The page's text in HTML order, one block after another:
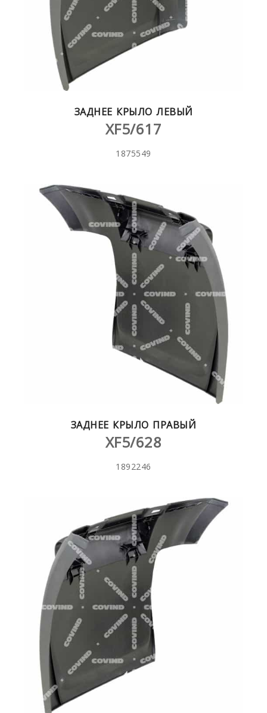
ЗАДНЕЕ КРЫЛО ЛЕВЫЙ
XF5/617
1875549
ЗАДНЕЕ КРЫЛО ПРАВЫЙ
XF5/628
1892246